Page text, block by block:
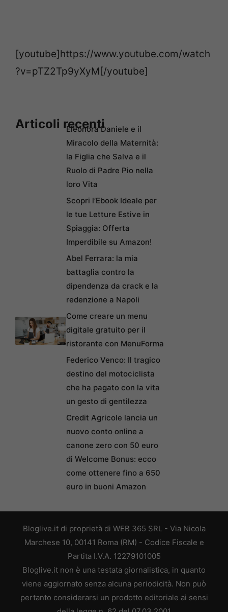
[youtube]https://www.youtube.com/watch
?v=pTZ2Tp9yXyM[/youtube]
Articoli recentiEleonora Daniele e il
Miracolo della Maternità:
la Figlia che Salva e il
Ruolo di Padre Pio nella
loro Vita
Scopri l’Ebook Ideale per
le tue Letture Estive in
Spiaggia: Offerta
Imperdibile su Amazon!
Abel Ferrara: la mia
battaglia contro la
dipendenza da crack e la
redenzione a Napoli
Come creare un menu
digitale gratuito per il
ristorante con MenuForma
Federico Venco: Il tragico
destino del motociclista
che ha pagato con la vita
un gesto di gentilezza
Credit Agricole lancia un
nuovo conto online a
canone zero con 50 euro
di Welcome Bonus: ecco
come ottenere fino a 650
euro in buoni Amazon
Bloglive.it di proprietà di WEB 365 SRL - Via Nicola
Marchese 10, 00141 Roma (RM) - Codice Fiscale e
Partita I.V.A. 12279101005
Bloglive.it non è una testata giornalistica, in quanto
viene aggiornato senza alcuna periodicità. Non può
pertanto considerarsi un prodotto editoriale ai sensi